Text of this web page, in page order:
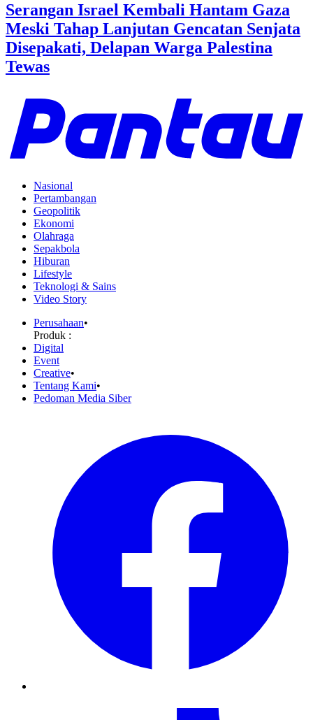
Serangan Israel Kembali Hantam Gaza
Meski Tahap Lanjutan Gencatan Senjata
Disepakati, Delapan Warga Palestina
Tewas
Nasional
Pertambangan
Geopolitik
Ekonomi
Olahraga
Sepakbola
Hiburan
Lifestyle
Teknologi & Sains
Video Story
Perusahaan•
Produk :
Digital
Event
Creative•
Tentang Kami•
Pedoman Media Siber